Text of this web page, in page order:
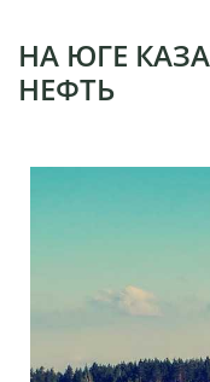
НА ЮГЕ
НЕФТЬ